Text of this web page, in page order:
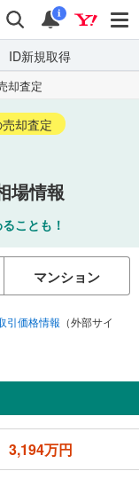
検索 通知
i
ID新規取得
却査定
却査定
場情報
ことも！
マンション
引価格情報 （外部サイ
3,194万円